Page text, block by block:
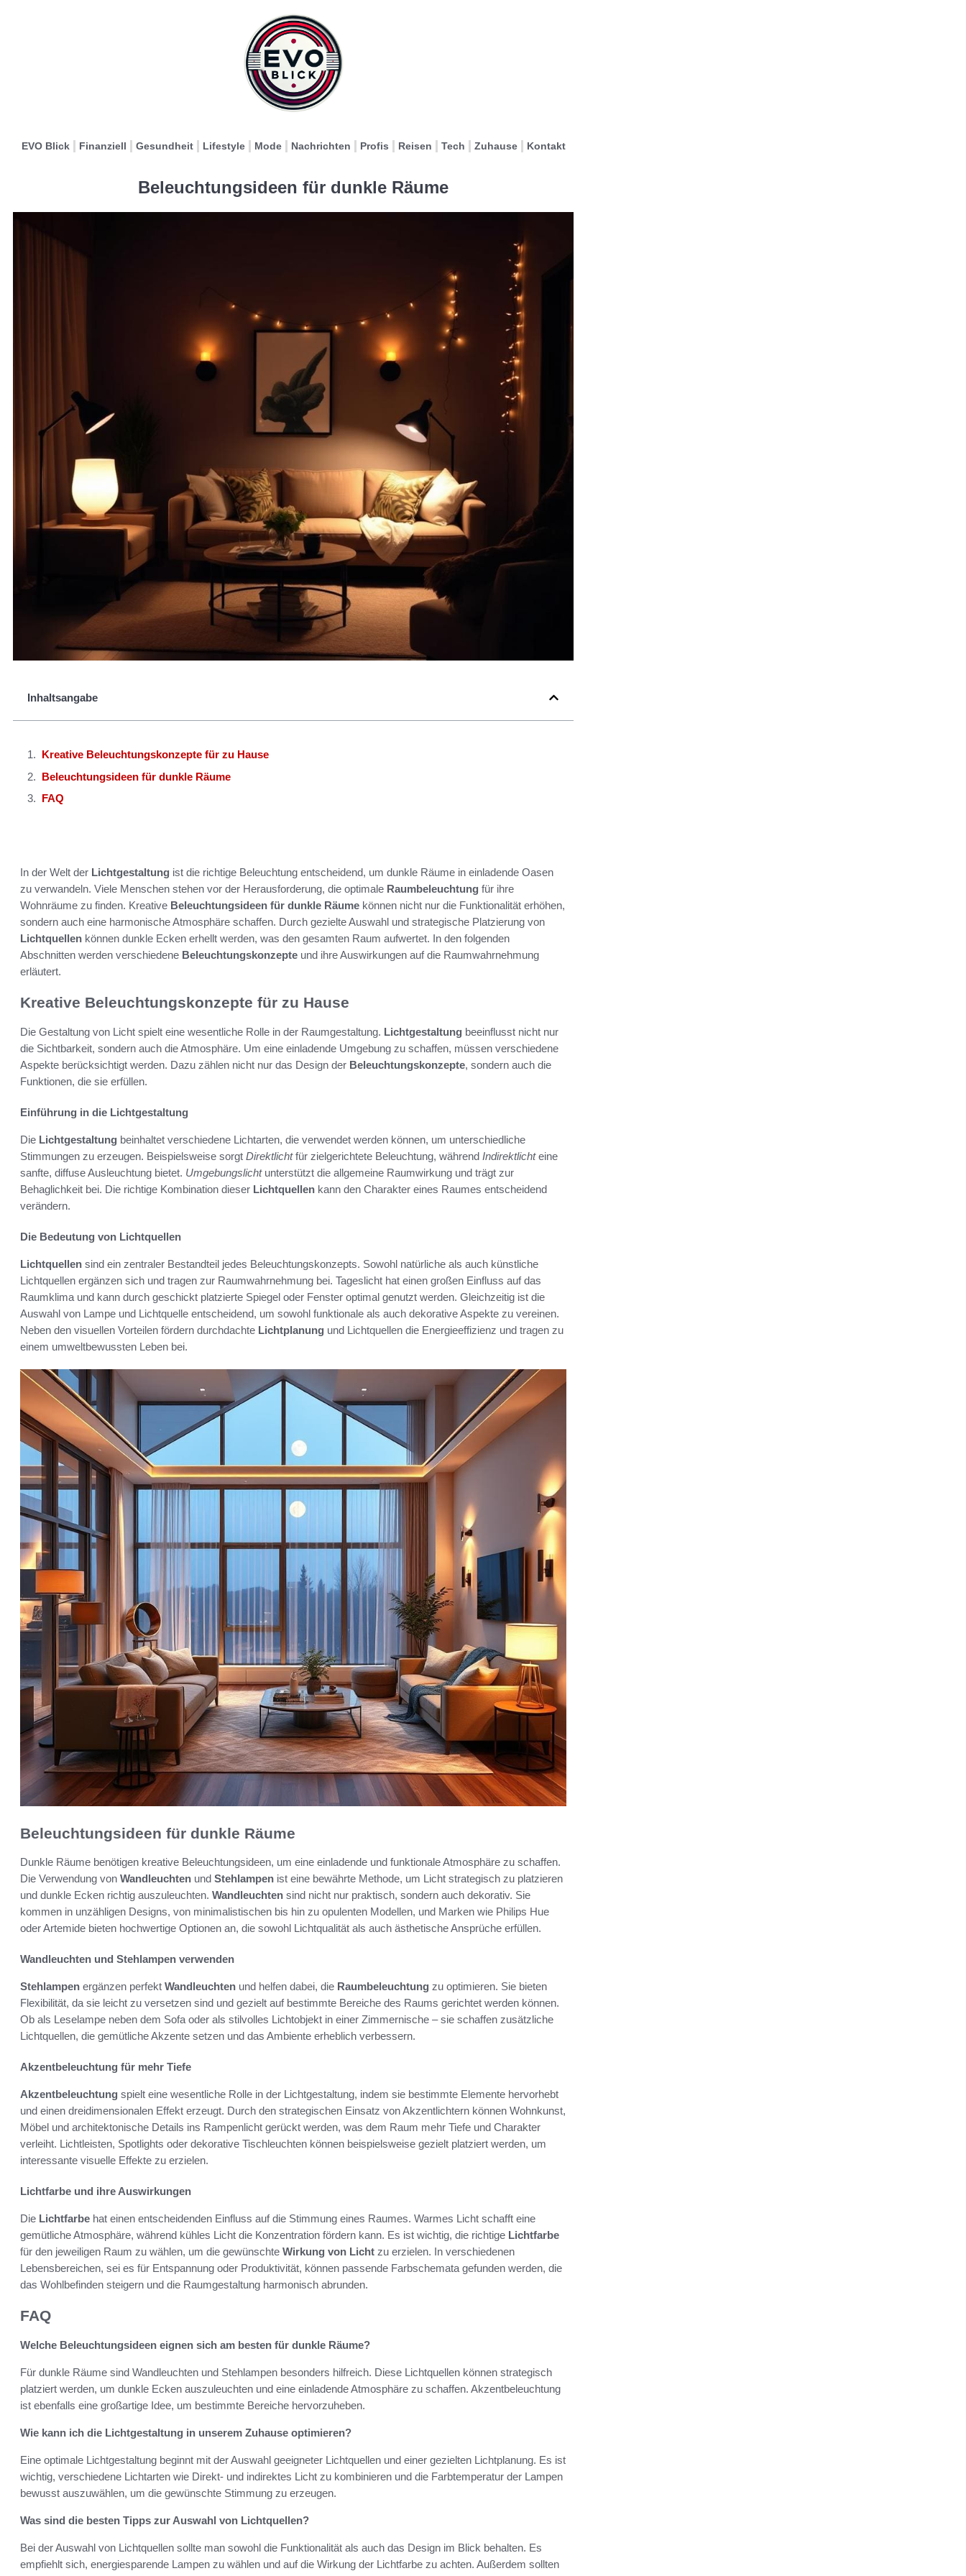
EVO Blick Finanziell Gesundheit Lifestyle Mode Nachrichten Profis Reisen Tech Zuhause Kontakt
Beleuchtungsideen für dunkle Räume
Inhaltsangabe
Kreative Beleuchtungskonzepte für zu Hause
Beleuchtungsideen für dunkle Räume
FAQ
In der Welt der Lichtgestaltung ist die richtige Beleuchtung entscheidend, um dunkle Räume in einladende Oasen
zu verwandeln. Viele Menschen stehen vor der Herausforderung, die optimale Raumbeleuchtung für ihre
Wohnräume zu finden. Kreative Beleuchtungsideen für dunkle Räume können nicht nur die Funktionalität erhöhen,
sondern auch eine harmonische Atmosphäre schaffen. Durch gezielte Auswahl und strategische Platzierung von
Lichtquellen können dunkle Ecken erhellt werden, was den gesamten Raum aufwertet. In den folgenden
Abschnitten werden verschiedene Beleuchtungskonzepte und ihre Auswirkungen auf die Raumwahrnehmung
erläutert.
Kreative Beleuchtungskonzepte für zu Hause
Die Gestaltung von Licht spielt eine wesentliche Rolle in der Raumgestaltung. Lichtgestaltung beeinflusst nicht nur
die Sichtbarkeit, sondern auch die Atmosphäre. Um eine einladende Umgebung zu schaffen, müssen verschiedene
Aspekte berücksichtigt werden. Dazu zählen nicht nur das Design der Beleuchtungskonzepte, sondern auch die
Funktionen, die sie erfüllen.
Einführung in die Lichtgestaltung
Die Lichtgestaltung beinhaltet verschiedene Lichtarten, die verwendet werden können, um unterschiedliche
Stimmungen zu erzeugen. Beispielsweise sorgt Direktlichtfür zielgerichtete Beleuchtung, während Indirektlichteine
sanfte, diffuse Ausleuchtung bietet. Umgebungslichtunterstützt die allgemeine Raumwirkung und trägt zur
Behaglichkeit bei. Die richtige Kombination dieser Lichtquellen kann den Charakter eines Raumes entscheidend
verändern.
Die Bedeutung von Lichtquellen
Lichtquellen sind ein zentraler Bestandteil jedes Beleuchtungskonzepts. Sowohl natürliche als auch künstliche
Lichtquellen ergänzen sich und tragen zur Raumwahrnehmung bei. Tageslicht hat einen großen Einfluss auf das
Raumklima und kann durch geschickt platzierte Spiegel oder Fenster optimal genutzt werden. Gleichzeitig ist die
Auswahl von Lampe und Lichtquelle entscheidend, um sowohl funktionale als auch dekorative Aspekte zu vereinen.
Neben den visuellen Vorteilen fördern durchdachte Lichtplanung und Lichtquellen die Energieeffizienz und tragen zu
einem umweltbewussten Leben bei.
Beleuchtungsideen für dunkle Räume
Dunkle Räume benötigen kreative Beleuchtungsideen, um eine einladende und funktionale Atmosphäre zu schaffen.
Die Verwendung von Wandleuchten und Stehlampen ist eine bewährte Methode, um Licht strategisch zu platzieren
und dunkle Ecken richtig auszuleuchten. Wandleuchten sind nicht nur praktisch, sondern auch dekorativ. Sie
kommen in unzähligen Designs, von minimalistischen bis hin zu opulenten Modellen, und Marken wie Philips Hue
oder Artemide bieten hochwertige Optionen an, die sowohl Lichtqualität als auch ästhetische Ansprüche erfüllen.
Wandleuchten und Stehlampen verwenden
Stehlampen ergänzen perfekt Wandleuchten und helfen dabei, die Raumbeleuchtung zu optimieren. Sie bieten
Flexibilität, da sie leicht zu versetzen sind und gezielt auf bestimmte Bereiche des Raums gerichtet werden können.
Ob als Leselampe neben dem Sofa oder als stilvolles Lichtobjekt in einer Zimmernische – sie schaffen zusätzliche
Lichtquellen, die gemütliche Akzente setzen und das Ambiente erheblich verbessern.
Akzentbeleuchtung für mehr Tiefe
Akzentbeleuchtung spielt eine wesentliche Rolle in der Lichtgestaltung, indem sie bestimmte Elemente hervorhebt
und einen dreidimensionalen Effekt erzeugt. Durch den strategischen Einsatz von Akzentlichtern können Wohnkunst,
Möbel und architektonische Details ins Rampenlicht gerückt werden, was dem Raum mehr Tiefe und Charakter
verleiht. Lichtleisten, Spotlights oder dekorative Tischleuchten können beispielsweise gezielt platziert werden, um
interessante visuelle Effekte zu erzielen.
Lichtfarbe und ihre Auswirkungen
Die Lichtfarbe hat einen entscheidenden Einfluss auf die Stimmung eines Raumes. Warmes Licht schafft eine
gemütliche Atmosphäre, während kühles Licht die Konzentration fördern kann. Es ist wichtig, die richtige Lichtfarbe
für den jeweiligen Raum zu wählen, um die gewünschte Wirkung von Licht zu erzielen. In verschiedenen
Lebensbereichen, sei es für Entspannung oder Produktivität, können passende Farbschemata gefunden werden, die
das Wohlbefinden steigern und die Raumgestaltung harmonisch abrunden.
FAQ
Welche Beleuchtungsideen eignen sich am besten für dunkle Räume?
Für dunkle Räume sind Wandleuchten und Stehlampen besonders hilfreich. Diese Lichtquellen können strategisch
platziert werden, um dunkle Ecken auszuleuchten und eine einladende Atmosphäre zu schaffen. Akzentbeleuchtung
ist ebenfalls eine großartige Idee, um bestimmte Bereiche hervorzuheben.
Wie kann ich die Lichtgestaltung in unserem Zuhause optimieren?
Eine optimale Lichtgestaltung beginnt mit der Auswahl geeigneter Lichtquellen und einer gezielten Lichtplanung. Es ist
wichtig, verschiedene Lichtarten wie Direkt- und indirektes Licht zu kombinieren und die Farbtemperatur der Lampen
bewusst auszuwählen, um die gewünschte Stimmung zu erzeugen.
Was sind die besten Tipps zur Auswahl von Lichtquellen?
Bei der Auswahl von Lichtquellen sollte man sowohl die Funktionalität als auch das Design im Blick behalten. Es
empfiehlt sich, energiesparende Lampen zu wählen und auf die Wirkung der Lichtfarbe zu achten. Außerdem sollten